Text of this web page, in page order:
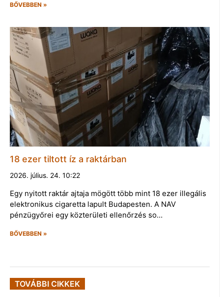
BŐVEBBEN »
18 ezer tiltott íz a raktárban
2026. július. 24. 10:22
Egy nyitott raktár ajtaja mögött több mint 18 ezer illegális
elektronikus cigaretta lapult Budapesten. A NAV
pénzügyőrei egy közterületi ellenőrzés so…
BŐVEBBEN »
TOVÁBBI CIKKEK